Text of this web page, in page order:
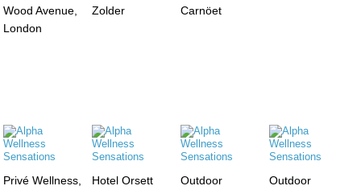
Wood Avenue,
London
Zolder
Carnöet
Privé Wellness,
Hotel Orsett
Outdoor
Outdoor